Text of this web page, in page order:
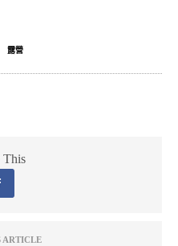
露營
This
ARTICLE